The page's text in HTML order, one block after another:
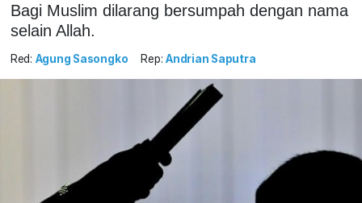
Bagi Muslim dilarang bersumpah dengan nama
selain Allah.
Red: Agung Sasongko Rep: Andrian Saputra